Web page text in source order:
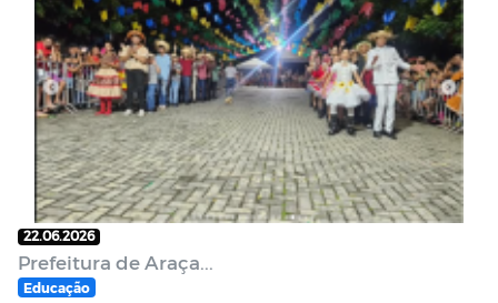
22.06.2026
Prefeitura de Araça...
Educação